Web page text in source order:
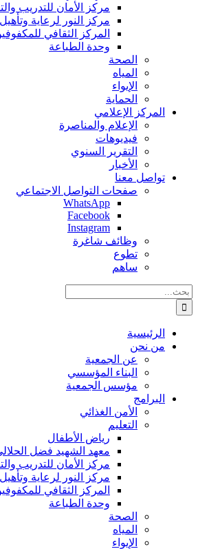
مركز الأمان للتدريب
مركز النور لرعاية
المركز الثقافي
وحدة الطباعة
الصحة
المياه
الإيواء
الحماية
المركز الإعلامي
الإعلام والمناصرة
فيديوهات
التقرير السنوي
الأخبار
تواصل معنا
صفحات التواصل الاجتماعي
WhatsApp
Facebook
Instagram
وظائف شاغرة
تطوع
ساهم
البحث
عن:
الرئيسية
من نحن
عن الجمعية
البناء المؤسسي
مؤسس الجمعية
البرامج
الأمن الغذائي
التعليم
رياض الأطفال
معهد الشهيد فضل
مركز الأمان للتدريب
مركز النور لرعاية
المركز الثقافي
وحدة الطباعة
الصحة
المياه
الإيواء